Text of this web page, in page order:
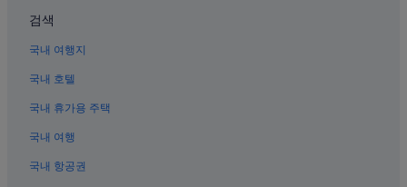
검색
국내 여행지
국내 호텔
국내 휴가용 주택
국내 여행
국내 항공권